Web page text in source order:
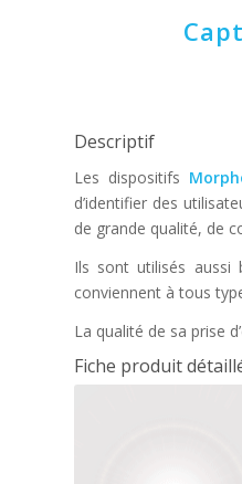
Descriptif
Les dispositifs
d’identifier des
de grande qualité, de
Ils sont utilisés aussi
conviennent à tous
La qualité de sa prise
Fiche produit